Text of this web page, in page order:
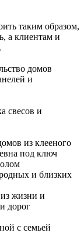
таким образом,
а клиентам и
домов
и
свесов и
из клееного
под ключ
и близких
жизни и
дорог
с семьей